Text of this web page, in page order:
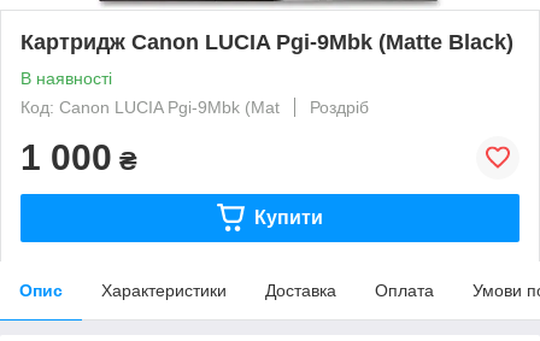
Картридж Canon LUCIA Pgi-9Mbk (Matte Black)
В наявності
Код: Canon LUCIA Pgi-9Mbk (Mat
Роздріб
1 000 ₴
Купити
Опис Характеристики Доставка Оплата Умови